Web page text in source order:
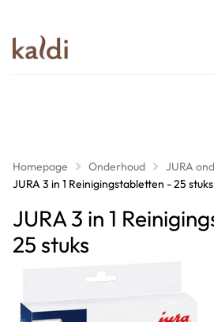
Homepage Onderhoud
JURA
JURA 3 in 1 Reinigingstabletten - 25 stuks
JURA 3 in 1
25 stuks